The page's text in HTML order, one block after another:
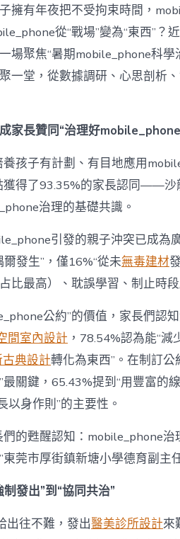
難
題？
讓
俱
意
設
計
成
為
“成
西”
而
非
“家
庭
戰
場”
中
擁有年夜把不受拘束時間，
從“戰場”變為“東西”？
場聚焦“暑期mobile_phone科
一堂，從數據調研、心思剖析
家長贊同“治理好
養孩子有計劃、有目地應用
獲得了93.35%的家長認同——
治理的基礎共識。
引發的親子沖突已成為
爾發生”，僅16%“從未無毒建材
比最高）、耽誤學習、制止時
公約”的價值，家長們認
間室內設計 ，78.54%認為能“減
典設計轉化為東西”。在制訂
關鍵，65.43%提到“用豐富的
以身作則”的主要性。
的甦醒認知：mobile_phone治
莞市厚街鎮新塘小學德育副主
發出”到“協同共治”
出往不難，發出醫美診所設計來